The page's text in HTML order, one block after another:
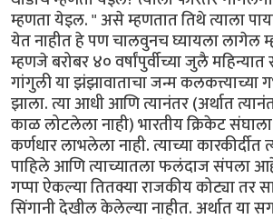
म्हणता येइल. " असे म्हणतात तिथे त्याला
येत नाहीत हे पण चालवुनच घ्यायला लागेल
म्हणजे बरोबर ४० वर्षांपुर्वीच्या जुलै
गांगुली या झंझावाताचा जन्म कलकत्त्याच्या
झाला. त्या आधी आणि त्यानंतर (अर्थात
काळ लोटलेला नाही) भारतीय क्रिकेट
कर्णधार लाभलेला नाही. त्याच्या
पाहिले आणि त्याच्यातला फलंदाज संपला
गप्पा ऐकल्या तितक्या राजकीय कोट्या तर
सिंगानी देखील केलेल्या नाहीत. अर्थात या